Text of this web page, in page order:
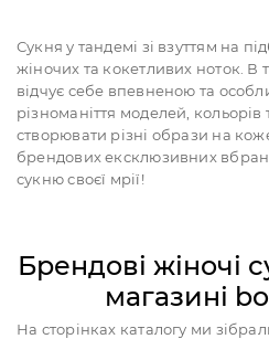
Сукня у тандемі зі взуттям на
жіночих та кокетливих ноток. В
відчує себе впевненою та
різноманіття моделей, кольорів
створювати різні образи на
брендових ексклюзивних
сукню своєї мрії!
Брендові жіночі
магазині
На сторінках каталогу ми